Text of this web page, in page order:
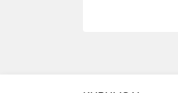
Ürün resmi